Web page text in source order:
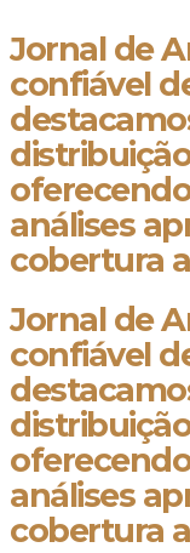
Jornal de
confiável
análises
cobertura
Jornal de
confiável
análises
cobertura